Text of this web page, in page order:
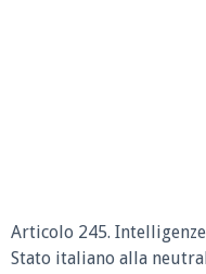
Articolo 245.
Stato italiano alla